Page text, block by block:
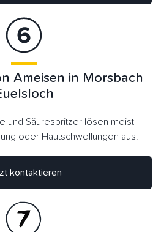
kontaktieren
Ameisen in Morsbach
und Säurespritzer lösen meist
oder Hautschwellungen aus.